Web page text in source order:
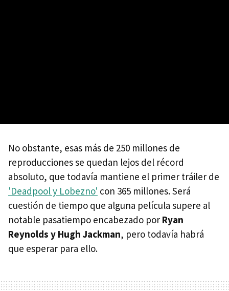
No obstante, esas más de 250 millones de
reproducciones se quedan lejos del récord
absoluto, que todavía mantiene el primer tráiler de
'Deadpool y Lobezno' con 365 millones. Será
cuestión de tiempo que alguna película supere al
notable pasatiempo encabezado por Ryan
Reynolds y Hugh Jackman, pero todavía habrá
que esperar para ello.